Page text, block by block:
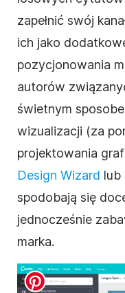
zapełnić swój
ich jako
pozycjonowania
autorów
świetnym
wizualizacji (za
projektowania
Design Wizard lub
spodobają się
jednocześnie
marka.